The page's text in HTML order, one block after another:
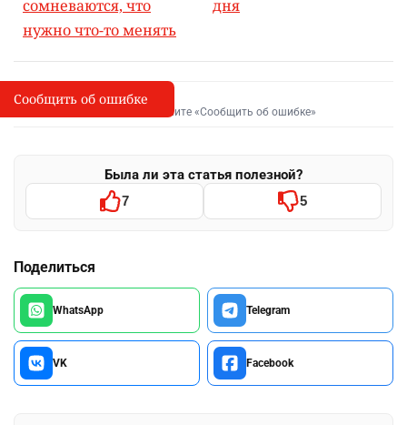
сомневаются, что
нужно что-то менять
дня
I
Сообщить об опечатке
Выделите фрагмент и нажмите «Сообщить об ошибке»
Была ли эта статья полезной?
7 5
Поделиться
WhatsApp Telegram
VK Facebook
Сообщить об ошибке